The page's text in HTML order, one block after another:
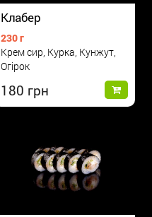
Клабер
230 г
Крем сир, Курка, Кунжут,
Огірок
180